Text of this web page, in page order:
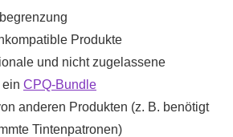
Produkte
und nicht zugelassene
ein CPQ-Bundle
anderen Produkten (z. B. benötigt
Tintenpatronen)